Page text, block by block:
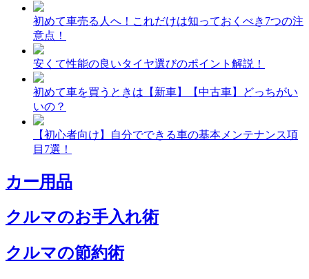
初めて車売る人へ！これだけは知っておくべき7つの注
意点！
安くて性能の良いタイヤ選びのポイント解説！
初めて車を買うときは【新車】【中古車】どっちがい
いの？
【初心者向け】自分でできる車の基本メンテナンス項
目7選！
カー用品
クルマのお手入れ術
クルマの節約術